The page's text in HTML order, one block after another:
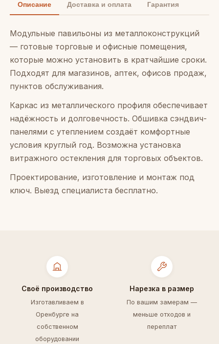
Описание Доставка и оплата Гарантия
Модульные павильоны из металлоконструкций
— готовые торговые и офисные помещения,
которые можно установить в кратчайшие сроки.
Подходят для магазинов, аптек, офисов продаж,
пунктов обслуживания.
Каркас из металлического профиля обеспечивает
надёжность и долговечность. Обшивка сэндвич-
панелями с утеплением создаёт комфортные
условия круглый год. Возможна установка
витражного остекления для торговых объектов.
Проектирование, изготовление и монтаж под
ключ. Выезд специалиста бесплатно.
Своё производство
Изготавливаем в
Оренбурге на
собственном
оборудовании
Нарезка в размер
По вашим замерам —
меньше отходов и
переплат